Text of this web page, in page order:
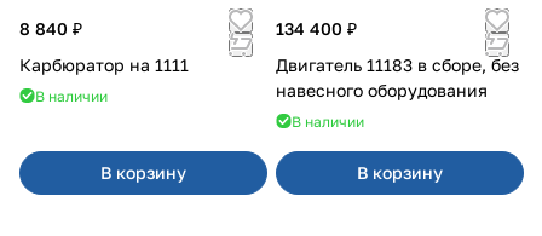
8 840 ₽
Карбюратор на 1111
В наличии
В корзину
134 400 ₽
Двигатель 11183 в сборе, без
навесного оборудования
В наличии
В корзину